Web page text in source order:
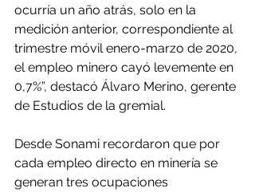
ocurría un año atrás, solo en la
medición anterior, correspondiente al
trimestre móvil enero-marzo de 2020,
el empleo minero cayó levemente en
0,7%”, destacó Álvaro Merino, gerente
de Estudios de la gremial.
Desde Sonami recordaron que por
cada empleo directo en minería se
generan tres ocupaciones